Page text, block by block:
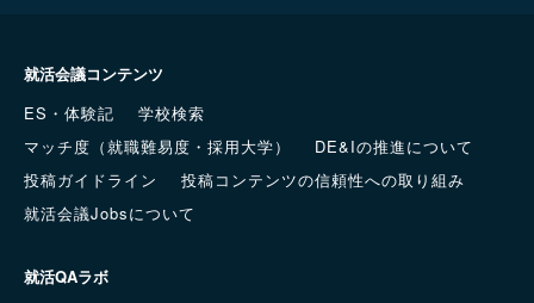
就活会議コンテンツ
ES・体験記
学校検索
マッチ度（就職難易度・採用大学）
DE&Iの推進について
投稿ガイドライン
投稿コンテンツの信頼性への取り組み
就活会議Jobsについて
就活QAラボ